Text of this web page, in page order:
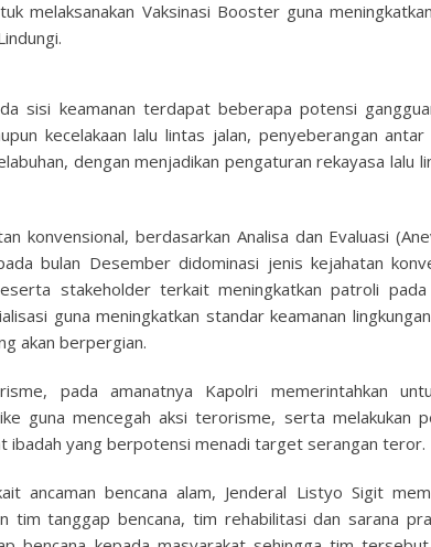
melaksanakan Vaksinasi Booster guna
sisi keamanan terdapat beberapa potensi
kecelakaan lalu lintas jalan, penyeberangan
dengan menjadikan pengaturan rekayasa lalu
konvensional, berdasarkan Analisa dan Evaluasi
bulan Desember didominasi jenis kejahatan
stakeholder terkait meningkatkan patroli
guna meningkatkan standar keamanan
akan berpergian.
pada amanatnya Kapolri memerintahkan
guna mencegah aksi terorisme, serta melakukan
ibadah yang berpotensi menadi target serangan teror.
ancaman bencana alam, Jenderal Listyo Sigit
tim tanggap bencana, tim rehabilitasi dan sarana